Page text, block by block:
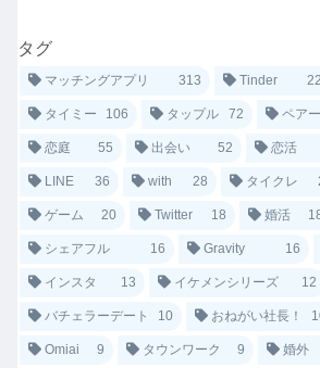
タグ
マッチングアプリ 313 Tinder
タイミー 106 タップル 72 ペア
恋庭 55 出会い 52 恋活
LINE 36 with 28 タイクレ
ゲーム 20 Twitter 18 婚活
シェアフル 16 Gravity 16
インスタ 13 イケメンシリーズ 12
バチェラーデート 10 おねがい社長！
Omiai 9 タウンワーク 9 婚外